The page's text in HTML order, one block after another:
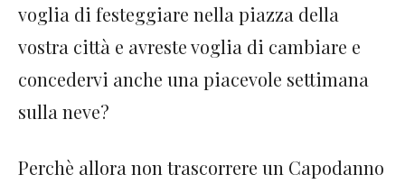
voglia di festeggiare nella piazza della
vostra città e avreste voglia di cambiare e
concedervi anche una piacevole settimana
sulla neve?
Perchè allora non trascorrere un Capodanno